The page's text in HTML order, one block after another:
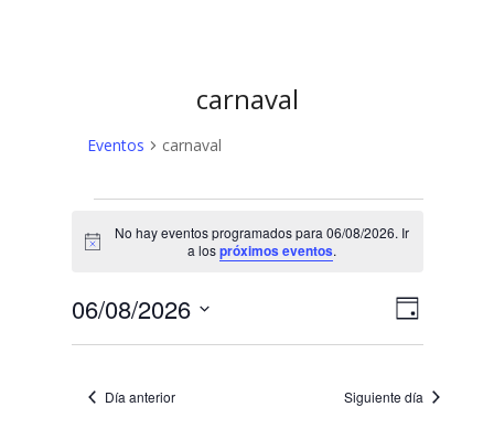
carnaval
Eventos carnaval
en
06/08/2026
Aviso
No hay eventos programados para 06/08/2026. Ir
a lospróximos eventos.
N
a
v
N
e
Día
06/08/2026
Día anterior Siguiente día